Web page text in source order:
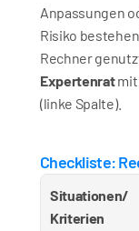
Anpassungen
Risiko
Expertenrat mit
(linke Spalte).
Checkliste:
Situationen/
Kriterien